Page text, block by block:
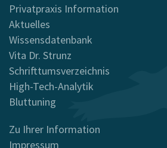
Privatpraxis Information
Aktuelles
Wissensdatenbank
Vita Dr. Strunz
Schrifttumsverzeichnis
High-Tech-Analytik
Bluttuning
Zu Ihrer Information
Impressum